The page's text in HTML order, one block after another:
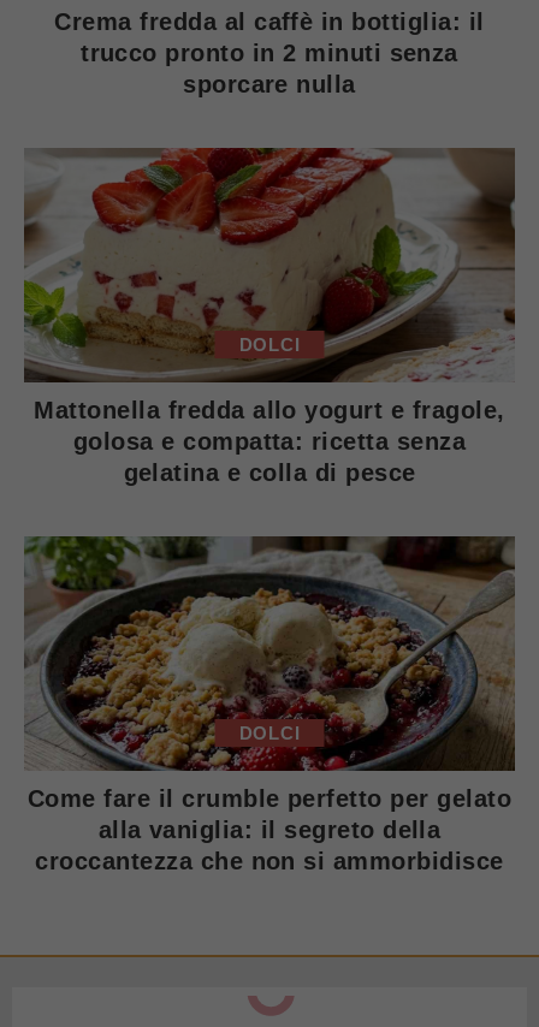
Crema fredda al caffè in bottiglia: il
trucco pronto in 2 minuti senza
sporcare nulla
DOLCI
Mattonella fredda allo yogurt e fragole,
golosa e compatta: ricetta senza
gelatina e colla di pesce
DOLCI
Come fare il crumble perfetto per gelato
alla vaniglia: il segreto della
croccantezza che non si ammorbidisce